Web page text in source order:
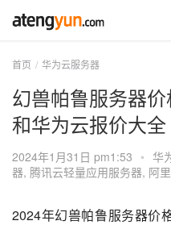
首页 华为云服务器
幻兽帕鲁服务器
和华为云报价大全
2024年1月31日 pm1:53 • 华
器, 腾讯云轻量应用服务器, 阿
2024年幻兽帕鲁服务器价